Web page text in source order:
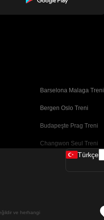
Barselona Malaga Treni
Bergen Oslo Treni
Budapeşte Prag Treni
Changwon Seul Treni
ve herhangi
Türkçe